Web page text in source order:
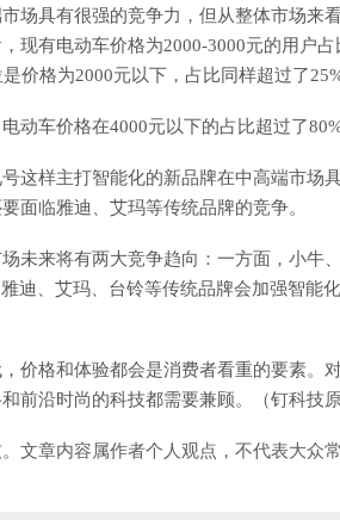
场具有很强的竞争力，但从整体市场来
现有电动车价格为2000-3000元的用户
价格为2000元以下，占比同样超过了25%
动车价格在4000元以下的占比超过了
这样主打智能化的新品牌在中高端市场
面临雅迪、艾玛等传统品牌的竞争。
场未来将有两大竞争趋向：一方面，小牛
迪、艾玛、台铃等传统品牌会加强智能
价格和体验都会是消费者看重的要素。
前沿时尚的科技都需要兼顾。（钉科技
文章内容属作者个人观点，不代表大众